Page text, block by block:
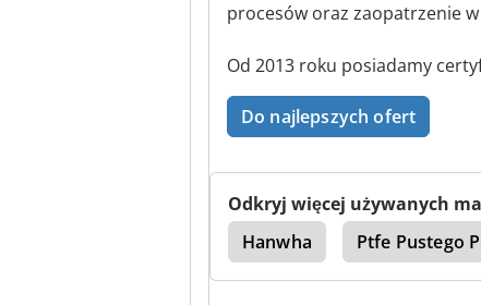
procesów oraz zaopatrzenie
Od 2013 roku posiadamy
Do najlepszych ofert
Odkryj więcej używanych
Hanwha
Ptfe Pustego